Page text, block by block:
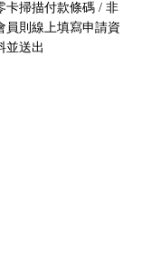
卡掃描付款條碼 / 非
員則線上填寫申請資
並送出